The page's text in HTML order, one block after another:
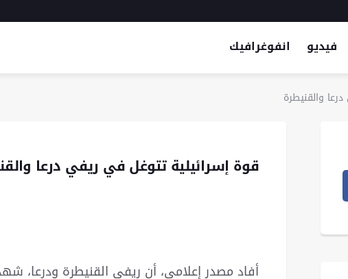
فيديو انفوغرافيك
والقنيطرة
قوة إسرائيلية تتوغل في ريفي درعا